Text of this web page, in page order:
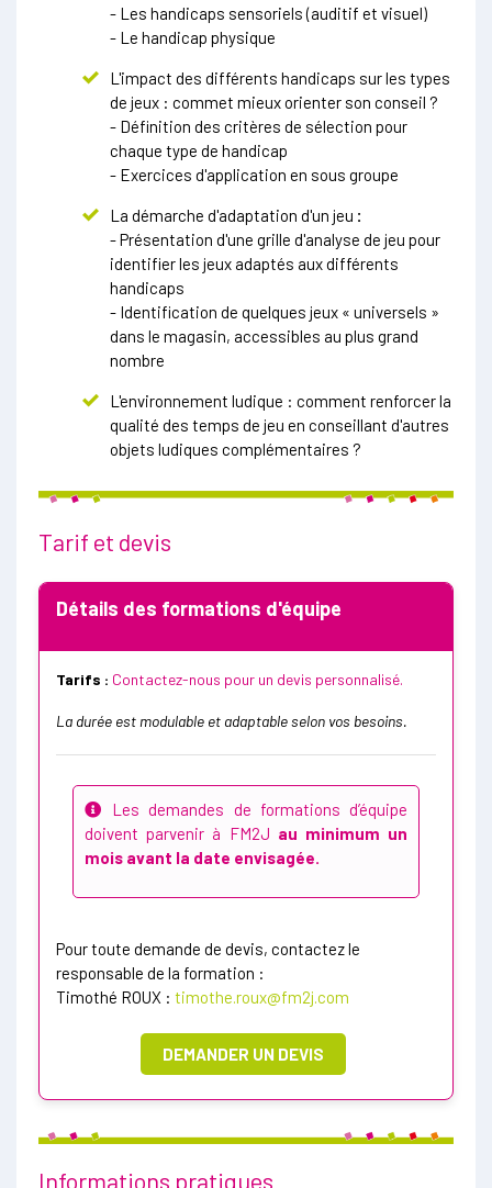
- Les handicaps sensoriels (auditif et visuel)
- Le handicap physique
L'impact des différents handicaps sur les types
de jeux : commet mieux orienter son conseil ?
- Définition des critères de sélection pour
chaque type de handicap
- Exercices d'application en sous groupe
La démarche d'adaptation d'un jeu :
- Présentation d'une grille d'analyse de jeu pour
identifier les jeux adaptés aux différents
handicaps
- Identification de quelques jeux « universels »
dans le magasin, accessibles au plus grand
nombre
L'environnement ludique : comment renforcer la
qualité des temps de jeu en conseillant d'autres
objets ludiques complémentaires ?
Tarif et devis
Détails des formations d'équipe
Tarifs : Contactez-nous pour un devis personnalisé.
La durée est modulable et adaptable selon vos besoins.
Les demandes de formations d’équipe
doivent parvenir à FM2J au minimum un
mois avant la date envisagée.
Pour toute demande de devis, contactez le
responsable de la formation :
Timothé ROUX : timothe.roux@fm2j.com
DEMANDER UN DEVIS
Informations pratiques